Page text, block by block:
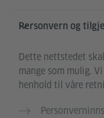
Personvern og
Dette nettstedet
mange som mulig.
henhold til våre